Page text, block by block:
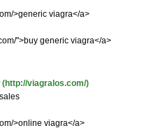
>generic viagra</a>
">buy generic viagra</a>
(http://viagralos.com/)
>online viagra</a>